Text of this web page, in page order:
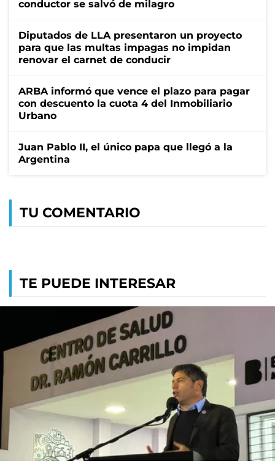
conductor se salvó de milagro
Diputados de LLA presentaron un proyecto
para que las multas impagas no impidan
renovar el carnet de conducir
ARBA informó que vence el plazo para pagar
con descuento la cuota 4 del Inmobiliario
Urbano
Juan Pablo II, el único papa que llegó a la
Argentina
TU COMENTARIO
TE PUEDE INTERESAR